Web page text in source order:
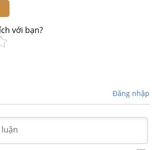
với bạn?
Đăng nhập